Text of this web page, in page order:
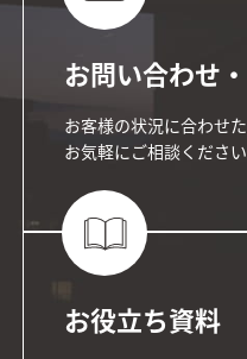
お問い合わせ
お客様の状況に合わせ
お気軽にご相談ください
お役立ち資料